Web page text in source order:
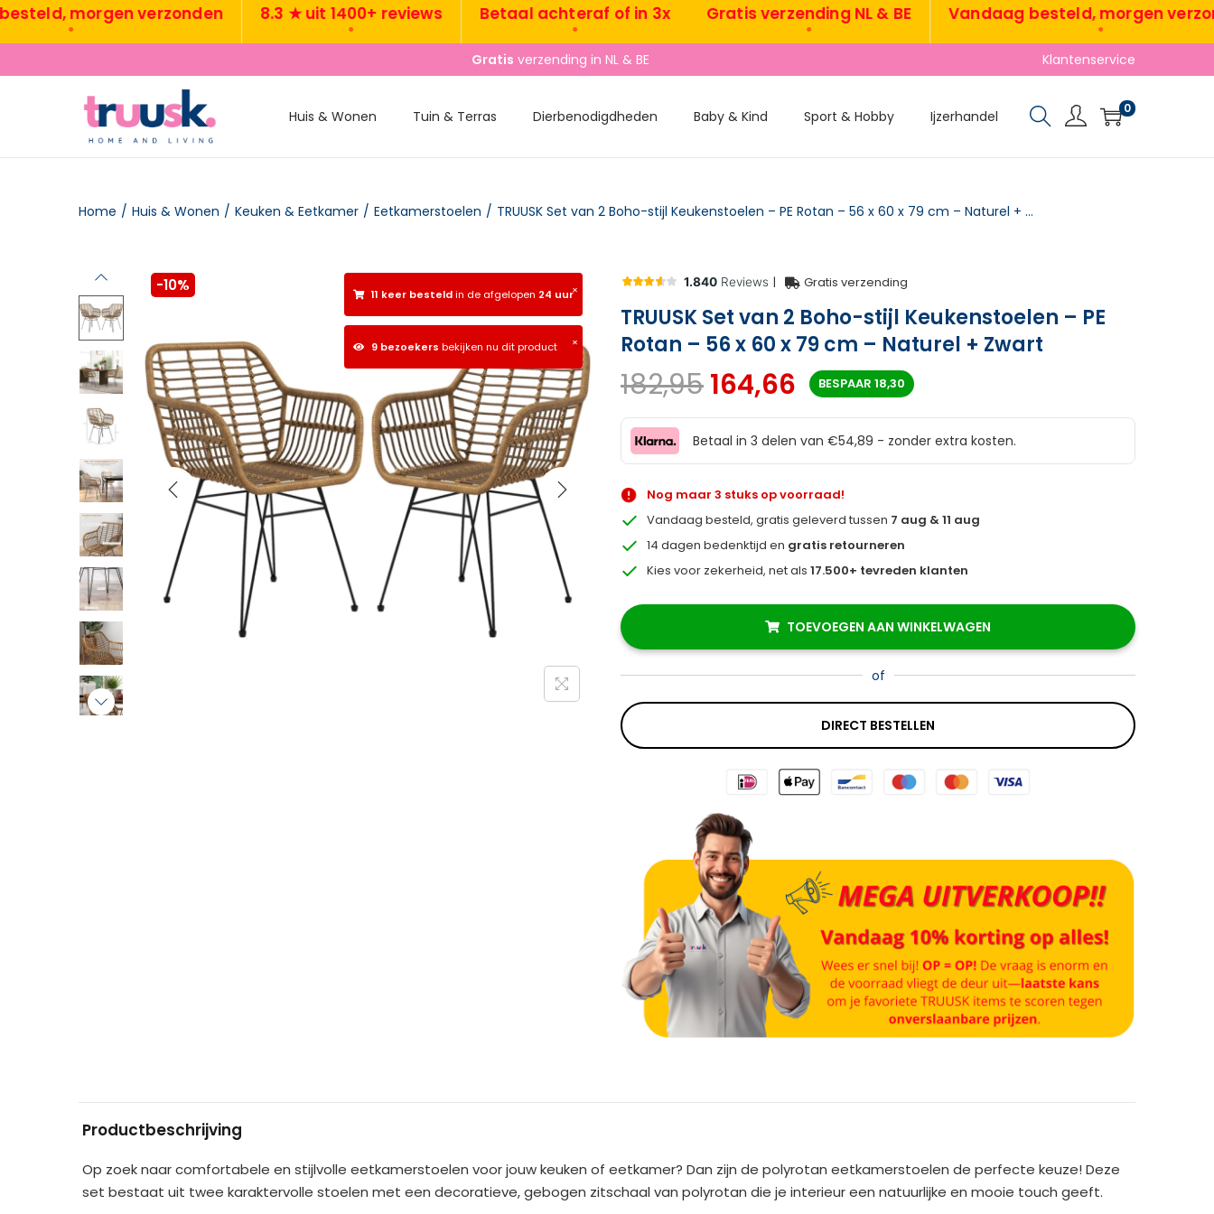
morgen verzonden 8.3 ★ uit 1400+ reviews Betaal achteraf of in 3x Gratis verzending NL & BE Vandaag besteld, morgen verzonden
Gratis verzending in NL & BE Klantenservice
Huis & Wonen Tuin & Terras Dierbenodigdheden Baby & Kind Sport & Hobby Ijzerhandel 0
Home / Huis & Wonen / Keuken & Eetkamer / Eetkamerstoelen / TRUUSK Set van 2 Boho-stijl Keukenstoelen – PE Rotan – 56 x 60 x 79 cm – Naturel + Zwart
×
11 keer besteldin de afgelopen 24 uur
×
9 bezoekers bekijken nu dit product
-10% | Gratis verzending
TRUUSK Set van 2 Boho-stijl Keukenstoelen – PE
Rotan – 56 x 60 x 79 cm – Naturel + Zwart
182,95164,66 BESPAAR 18,30
Betaal in 3 delen van €54,89 - zonder extra kosten.
Nog maar 3 stuks op voorraad!
Vandaag besteld, gratis geleverd tussen 7 aug & 11 aug
14 dagen bedenktijd en gratis retourneren
Kies voor zekerheid, net als17.500+ tevreden klanten
TOEVOEGEN AAN WINKELWAGEN
of
DIRECT BESTELLEN
r
n
Productbeschrijving
Op zoek naar comfortabele en stijlvolle eetkamerstoelen voor jouw keuken of eetkamer? Dan zijn de polyrotan eetkamerstoelen de perfecte keuze! Deze
set bestaat uit twee karaktervolle stoelen met een decoratieve, gebogen zitschaal van polyrotan die je interieur een natuurlijke en mooie touch geeft.